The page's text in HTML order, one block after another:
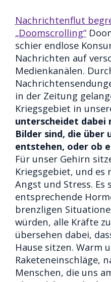
Nachrichtenflut
„Doomscrolling“
schier endlose
Nachrichten auf
Medienkanälen.
in der Zeitung
Kriegsgebiet in
unterscheidet dabei
Bilder sind, die über
entstehen, oder ob
Für unser Gehirn
Kriegsgebiet, und
Angst und Stress. Es
entsprechende
brenzligen
würden, alle Kräfte
übersehen dabei,
Hause sitzen. Warm
Raketeneinschläge,
Menschen, die uns